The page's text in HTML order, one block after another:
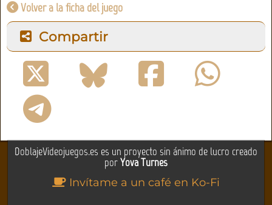
Volver a la ficha del juego
Compartir
DoblajeVideojuegos.es es un proyecto sin ánimo de lucro creado
porYova Turnes
Invítame a un café en Ko-Fi